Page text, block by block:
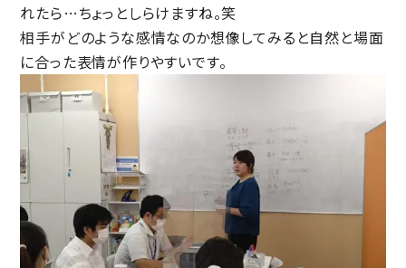
れたら…ちょっとしらけますね。笑
相手がどのような感情なのか想像してみると自然と場面
に合った表情が作りやすいです。